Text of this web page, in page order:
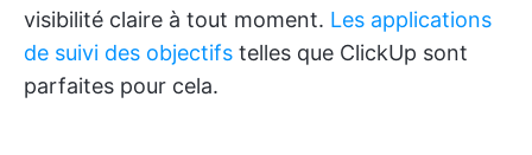
visibilité claire à tout moment. Les applications
de suivi des objectifs telles que ClickUp sont
parfaites pour cela.